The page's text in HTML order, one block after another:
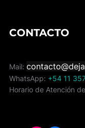
CONTACTO
Mail:
WhatsApp: +54 11
Horario de Atención